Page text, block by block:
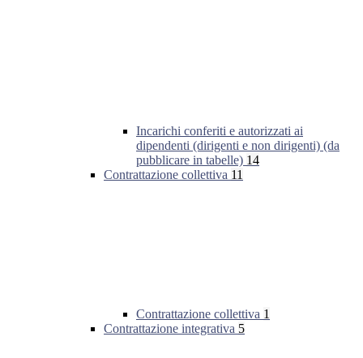
Incarichi conferiti e autorizzati ai
dipendenti (dirigenti e non dirigenti) (da
pubblicare in tabelle) 14
Contrattazione collettiva 11
Contrattazione collettiva 1
Contrattazione integrativa 5